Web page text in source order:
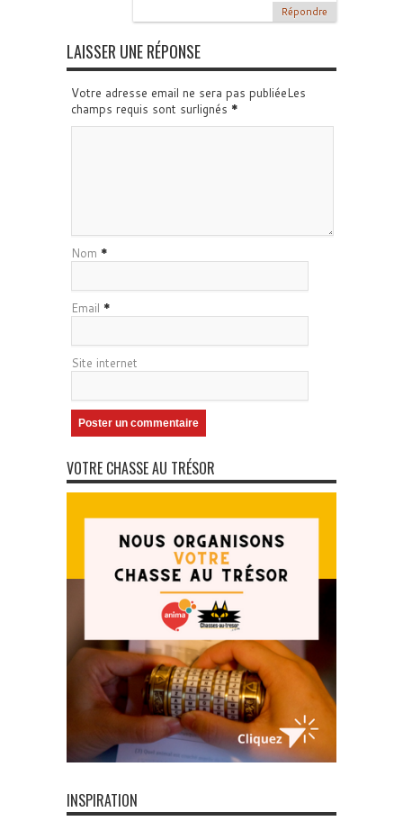
Répondre
LAISSER UNE RÉPONSE
Votre adresse email ne sera pas publiéeLes
champs requis sont surlignés *
Nom *
Email *
Site internet
VOTRE CHASSE AU TRÉSOR
INSPIRATION